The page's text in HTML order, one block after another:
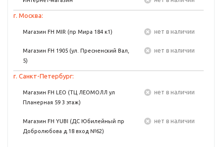
г. Москва:
Магазин FH MIR (пр Мира 184 к1) Нет в наличии
Магазин FH 1905 (ул. Пресненский Вал,
5)
Нет в наличии
г. Санкт-Петербург:
Магазин FH LEO (ТЦ ЛЕОМОЛЛ ул
Планерная 59 3 этаж)
Нет в наличии
Магазин FH YUBI (ДС Юбилейный пр
Добролюбова д.18 вход №62)
Нет в наличии